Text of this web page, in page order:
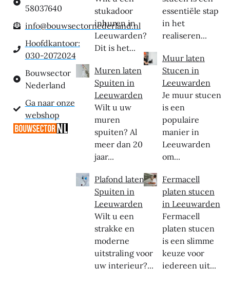
58037640
info@bouwsectornederland.nl
Hoofdkantoor:
030-2072024
Bouwsector
Nederland
Ga naar onze
webshop
stukadoor
inhuren in
Leeuwarden?
Dit is het...
Muren laten
Spuiten in
Leeuwarden
Wilt u uw
muren
spuiten? Al
meer dan 20
jaar...
Plafond laten
Spuiten in
Leeuwarden
Wilt u een
strakke en
moderne
uitstraling voor
uw interieur?...
essentiële stap
in het
realiseren...
Muur laten
Stucen in
Leeuwarden
Je muur stucen
is een
populaire
manier in
Leeuwarden
om...
Fermacell
platen stucen
in Leeuwarden
Fermacell
platen stucen
is een slimme
keuze voor
iedereen uit...